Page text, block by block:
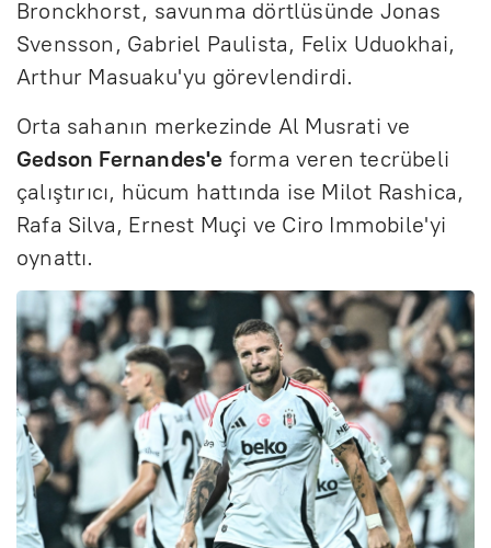
Bronckhorst, savunma dörtlüsünde Jonas
Svensson, Gabriel Paulista, Felix Uduokhai,
Arthur Masuaku'yu görevlendirdi.
Orta sahanın merkezinde Al Musrati ve
Gedson Fernandes'e forma veren tecrübeli
çalıştırıcı, hücum hattında ise Milot Rashica,
Rafa Silva, Ernest Muçi ve Ciro Immobile'yi
oynattı.